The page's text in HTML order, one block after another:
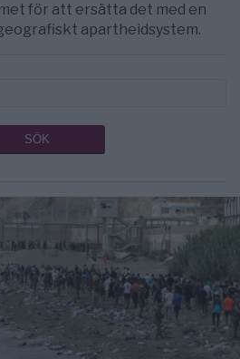
för att ersätta det med en
apartheidsystem.